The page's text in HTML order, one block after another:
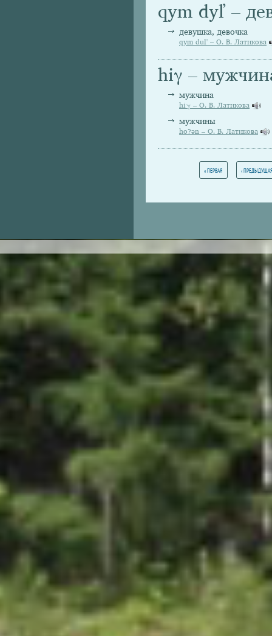
qym dyľ –
девушка, девочка
qym dul' – О. В. Латикова
hiγ –
мужчина
hi∙γ – О. В. Латикова
мужчины
ho?ən – О. В. Латикова
Страницы
« ПЕРВАЯ ‹ ПРЕДЫДУЩАЯ